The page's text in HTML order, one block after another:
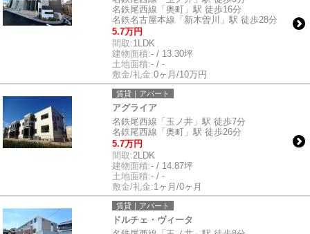
名鉄尾西線「奥町」駅 徒歩16分
名鉄名古屋本線「新木曽川」駅 徒歩28分
5.7万円
間取:1LDK
建物面積:- / 13.30坪
土地面積:- / -
敷金/礼金:0ヶ月/10万円
賃貸｜アパート
アグライア
名鉄尾西線「玉ノ井」駅 徒歩7分
名鉄尾西線「奥町」駅 徒歩26分
5.7万円
間取:2LDK
建物面積:- / 14.87坪
土地面積:- / -
敷金/礼金:1ヶ月/0ヶ月
賃貸｜アパート
ドルチェ・ヴィータ